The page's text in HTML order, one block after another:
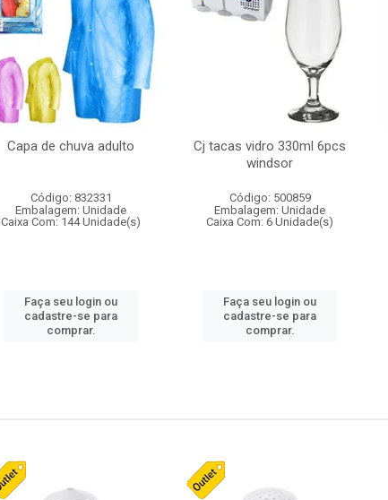
Capa de chuva adulto
Código: 832331
Embalagem: Unidade
Caixa Com: 144 Unidade(s)
Faça seu login ou
cadastre-se para
comprar.
Cj tacas vidro 330ml 6pcs
windsor
Código: 500859
Embalagem: Unidade
Caixa Com: 6 Unidade(s)
Faça seu login ou
cadastre-se para
comprar.